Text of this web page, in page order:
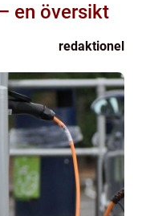
en översikt
redaktionel